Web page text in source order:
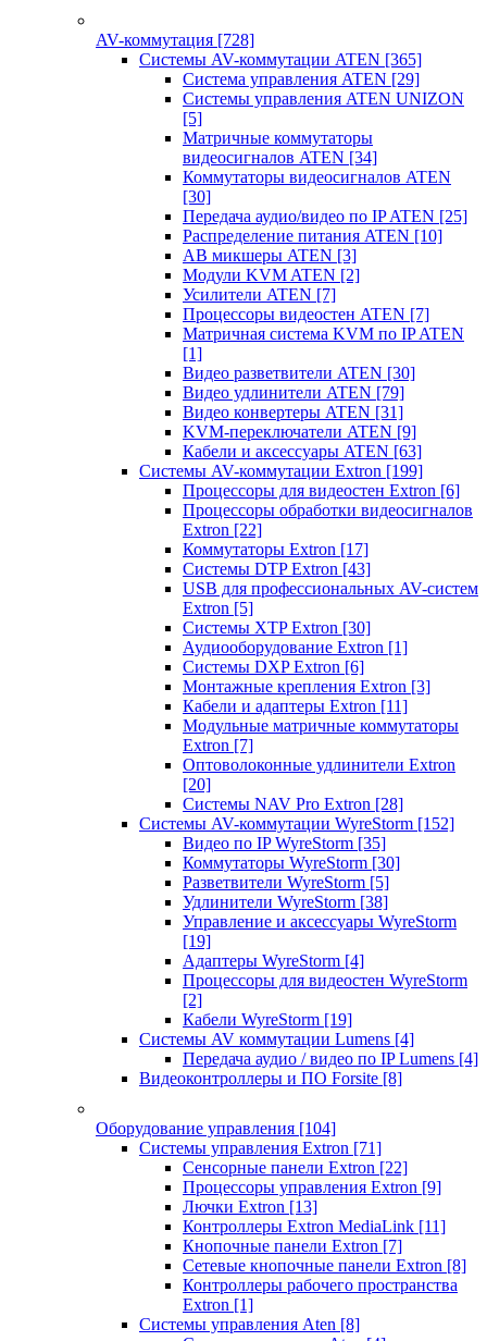
AV-коммутация [728]
Системы AV-коммутации ATEN [365]
Система управления ATEN [29]
Системы управления ATEN UNIZON
[5]
Матричные коммутаторы
видеосигналов ATEN [34]
Коммутаторы видеосигналов ATEN
[30]
Передача аудио/видео по IP ATEN [25]
Распределение питания ATEN [10]
АВ микшеры ATEN [3]
Модули KVM ATEN [2]
Усилители ATEN [7]
Процессоры видеостен ATEN [7]
Матричная система KVM по IP ATEN
[1]
Видео разветвители ATEN [30]
Видео удлинители ATEN [79]
Видео конвертеры ATEN [31]
KVM-переключатели ATEN [9]
Кабели и аксессуары ATEN [63]
Системы AV-коммутации Extron [199]
Процессоры для видеостен Extron [6]
Процессоры обработки видеосигналов
Extron [22]
Коммутаторы Extron [17]
Системы DTP Extron [43]
USB для профессиональных AV-систем
Extron [5]
Системы XTP Extron [30]
Аудиооборудование Extron [1]
Системы DXP Extron [6]
Монтажные крепления Extron [3]
Кабели и адаптеры Extron [11]
Модульные матричные коммутаторы
Extron [7]
Оптоволоконные удлинители Extron
[20]
Системы NAV Pro Extron [28]
Системы AV-коммутации WyreStorm [152]
Видео по IP WyreStorm [35]
Коммутаторы WyreStorm [30]
Разветвители WyreStorm [5]
Удлинители WyreStorm [38]
Управление и аксессуары WyreStorm
[19]
Адаптеры WyreStorm [4]
Процессоры для видеостен WyreStorm
[2]
Кабели WyreStorm [19]
Системы AV коммутации Lumens [4]
Передача аудио / видео по IP Lumens [4]
Видеоконтроллеры и ПО Forsite [8]
Оборудование управления [104]
Системы управления Extron [71]
Сенсорные панели Extron [22]
Процессоры управления Extron [9]
Лючки Extron [13]
Контроллеры Extron MediaLink [11]
Кнопочные панели Extron [7]
Сетевые кнопочные панели Extron [8]
Контроллеры рабочего пространства
Extron [1]
Системы управления Aten [8]